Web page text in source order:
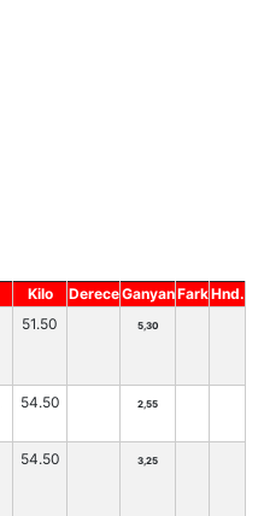
Kilo DereceGanyanFarkHnd.
51.50 5,30
54.50 2,55
54.50 3,25